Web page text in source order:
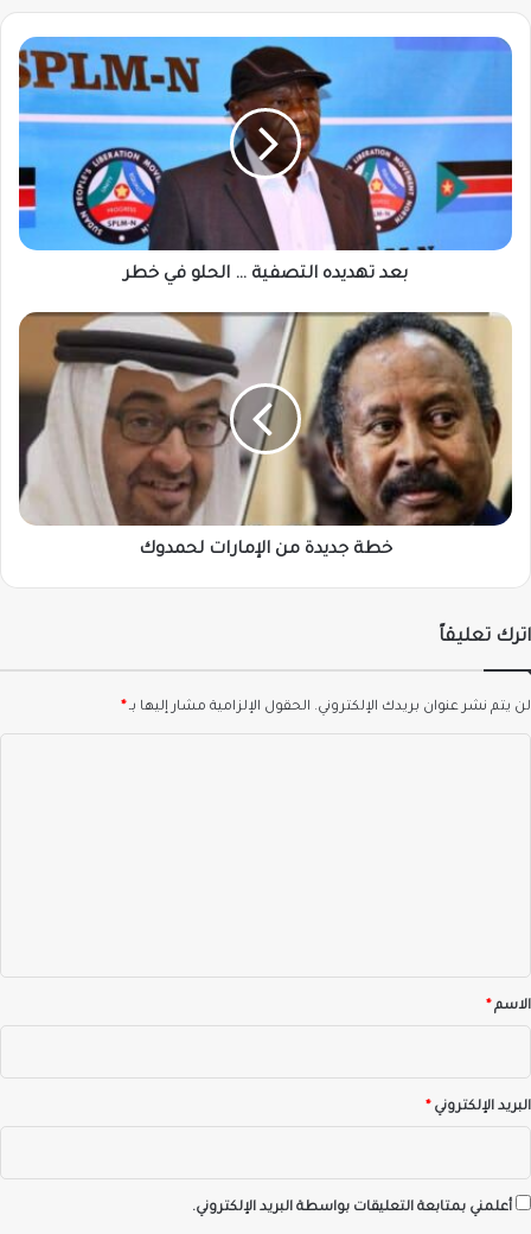
بعد
…
في
خطر
بعد تهديده التصفية … الحلو في خطر
خطة
جديدة
الإمارات
لحمدوك
خطة جديدة من الإمارات لحمدوك
اترك تعليقاً
لن يتم نشر عنوان بريدك الإلكتروني. الحقول الإلزامية مشار إليها بـ *
*الاسم *
البريد الإلكتروني *
أعلمني بمتابعة التعليقات بواسطة البريد الإلكتروني.